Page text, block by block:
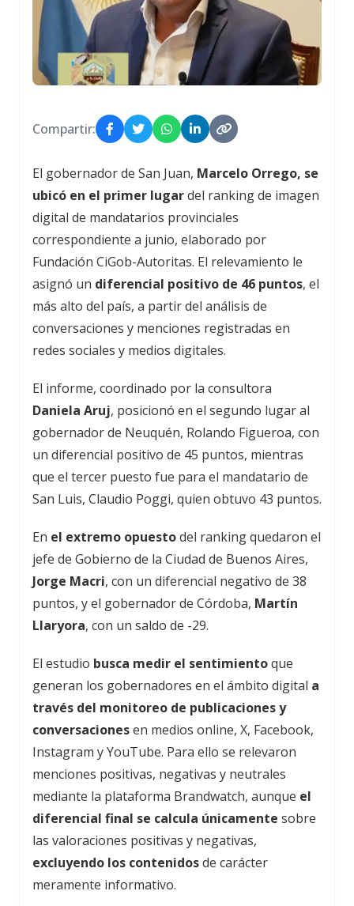
Compartir:
El gobernador de San Juan, Marcelo Orrego, se
ubicó en el primer lugardel ranking de imagen
digital de mandatarios provinciales
correspondiente a junio, elaborado por
Fundación CiGob-Autoritas. El relevamiento le
asignó un diferencial positivo de 46 puntos, el
más alto del país, a partir del análisis de
conversaciones y menciones registradas en
redes sociales y medios digitales.
El informe, coordinado por la consultora
Daniela Aruj, posicionó en el segundo lugar al
gobernador de Neuquén, Rolando Figueroa, con
un diferencial positivo de 45 puntos, mientras
que el tercer puesto fue para el mandatario de
San Luis, Claudio Poggi, quien obtuvo 43 puntos.
En el extremo opuestodel ranking quedaron el
jefe de Gobierno de la Ciudad de Buenos Aires,
Jorge Macri, con un diferencial negativo de 38
puntos, y el gobernador de Córdoba, Martín
Llaryora, con un saldo de -29.
El estudio busca medir el sentimientoque
generan los gobernadores en el ámbito digital a
través del monitoreo de publicaciones y
conversacionesen medios online, X, Facebook,
Instagram y YouTube. Para ello se relevaron
menciones positivas, negativas y neutrales
mediante la plataforma Brandwatch, aunque el
diferencial final se calcula únicamente sobre
las valoraciones positivas y negativas,
excluyendo los contenidosde carácter
meramente informativo.